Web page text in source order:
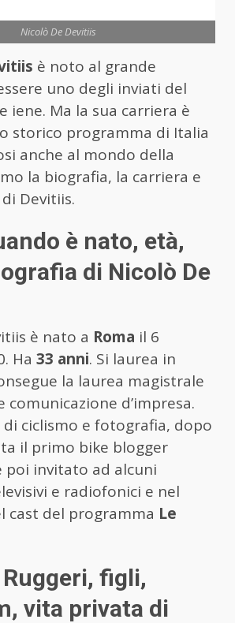
Nicolò De Devitiis
è noto al grande
uno degli inviati del
iene. Ma la sua carriera è
storico programma di Italia
anche al mondo della
la biografia, la carriera e
Devitiis.
è nato, età,
di Nicolò De
è nato a Roma il 6
Ha 33 anni. Si laurea in
la laurea magistrale
comunicazione d’impresa.
ciclismo e fotografia, dopo
il primo bike blogger
poi invitato ad alcuni
e radiofonici e nel
cast del programma Le
figli,
vita privata di